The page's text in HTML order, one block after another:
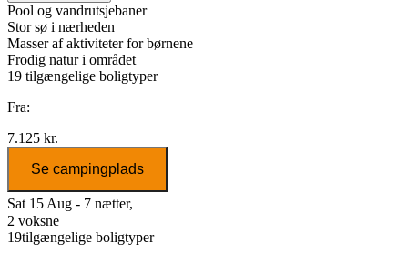
Pool og vandrutsjebaner
Stor sø i nærheden
Masser af aktiviteter for børnene
Frodig natur i området
19 tilgængelige boligtyper
Fra:
7.125 kr.
Se campingplads
Sat 15 Aug - 7 nætter,
2 voksne
19tilgængelige boligtyper